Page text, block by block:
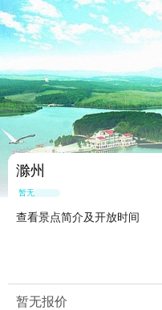
滁州
暂无点评
查看景点简介及开放时间
暂无报价
